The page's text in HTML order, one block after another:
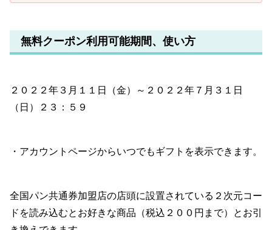
無料クーポン利用可能期間、使い方
２０２２年３月１１日（金）～２０２２年７月３１日
（日）２３：５９
・アカウントページからいつでもギフトを表示できます。
全国パン共通券加盟店の店頭に設置されている２次元コー
ドを読み込むとお好きな商品（税込２００円まで）とお引